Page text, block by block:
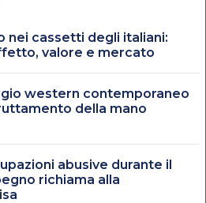
nei cassetti degli italiani:
valore e mercato
western contemporaneo
della mano
abusive durante il
richiama alla